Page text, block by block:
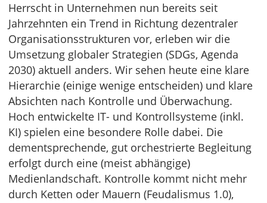
Herrscht in Unternehmen nun bereits seit
Jahrzehnten ein Trend in Richtung dezentraler
Organisationsstrukturen vor, erleben wir die
Umsetzung globaler Strategien (SDGs, Agenda
2030) aktuell anders. Wir sehen heute eine klare
Hierarchie (einige wenige entscheiden) und klare
Absichten nach Kontrolle und Überwachung.
Hoch entwickelte IT- und Kontrollsysteme (inkl.
KI) spielen eine besondere Rolle dabei. Die
dementsprechende, gut orchestrierte Begleitung
erfolgt durch eine (meist abhängige)
Medienlandschaft. Kontrolle kommt nicht mehr
durch Ketten oder Mauern (Feudalismus 1.0),